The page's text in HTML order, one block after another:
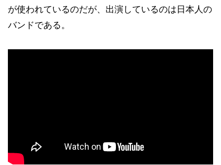
が使われているのだが、出演しているのは日本人の
バンドである。